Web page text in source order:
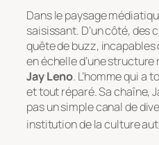
Dans le paysage
saisissant. D’un côté, des
quête de buzz,
en échelle d’une structure
Jay Leno. L’homme qui a
et tout réparé. Sa chaîne,
pas un simple canal de
institution de la culture